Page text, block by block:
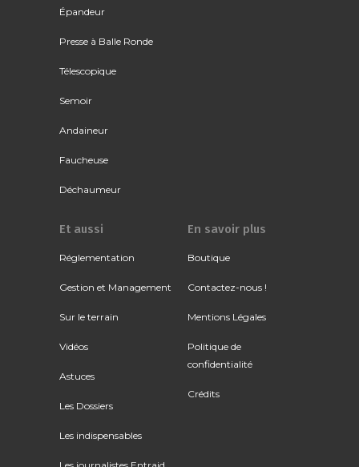
Épandeur
Presse à Balle Ronde
Télescopique
Semoir
Andaineur
Faucheuse
Déchaumeur
Et aussi
Réglementation
Gestion et Management
Sur le terrain
Vidéos
Astuces
Les Dossiers
Les indispensables
En savoir plus
Boutique
Contactez-nous !
Mentions Légales
Politique de
confidentialité
Crédits